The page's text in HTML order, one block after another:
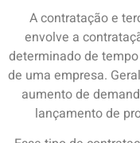
A contratação e
envolve a
determinado de
de uma empresa.
aumento de
lançamento de